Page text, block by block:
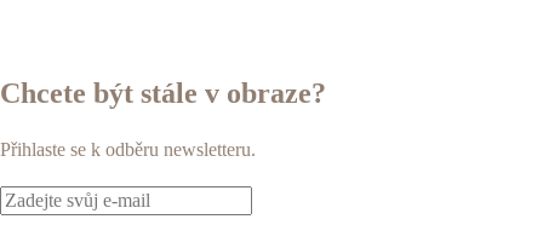
Chcete být stále v obraze?
Přihlaste se k odběru newsletteru.